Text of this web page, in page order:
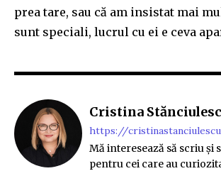
prea tare, sau că am insistat mai
sunt speciali, lucrul cu ei e ceva
Cristina
https://
Mă interesează să scriu și
pentru cei care au